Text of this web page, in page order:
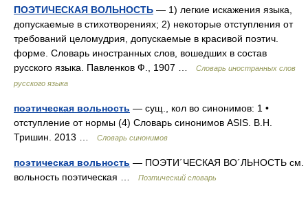
ПОЭТИЧЕСКАЯ ВОЛЬНОСТЬ — 1) легкие искажения языка,
допускаемые в стихотворениях; 2) некоторые отступления от
требований целомудрия, допускаемые в красивой поэтич.
форме. Словарь иностранных слов, вошедших в состав
русского языка. Павленков Ф., 1907 …
Словарь иностранных слов
русского языка
поэтическая вольность — сущ., кол во синонимов: 1 •
отступление от нормы (4) Словарь синонимов ASIS. В.Н.
Тришин. 2013 …
Словарь синонимов
поэтическая вольность — ПОЭТИ´ЧЕСКАЯ ВО´ЛЬНОСТЬ см.
вольность поэтическая …
Поэтический словарь